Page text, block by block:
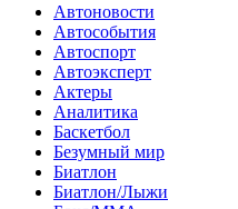
Автоновости
Автособытия
Автоспорт
Автоэксперт
Актеры
Аналитика
Баскетбол
Безумный мир
Биатлон
Биатлон/Лыжи